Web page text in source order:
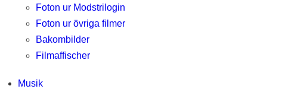
Foton ur Modstrilogin
Foton ur övriga filmer
Bakombilder
Filmaffischer
Musik